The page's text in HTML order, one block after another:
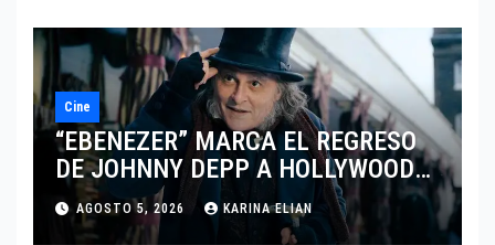
Cine
“EBENEZER” MARCA EL REGRESO
DE JOHNNY DEPP A HOLLYWOOD
TRAS SU PASO POR EL CINE
INDEPENDIENTE EUROPEO
AGOSTO 5, 2026 KARINA ELIAN